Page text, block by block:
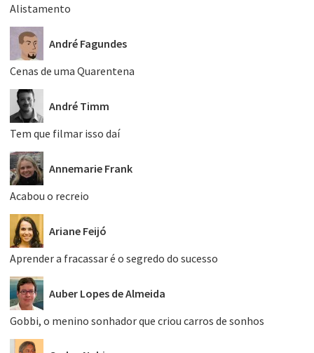
Alistamento
André Fagundes
Cenas de uma Quarentena
André Timm
Tem que filmar isso daí
Annemarie Frank
Acabou o recreio
Ariane Feijó
Aprender a fracassar é o segredo do sucesso
Auber Lopes de Almeida
Gobbi, o menino sonhador que criou carros de sonhos